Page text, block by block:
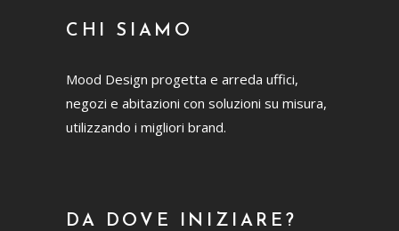
CHI SIAMO
Mood Design progetta e arreda uffici,
negozi e abitazioni con soluzioni su misura,
utilizzando i migliori brand.
DA DOVE INIZIARE?